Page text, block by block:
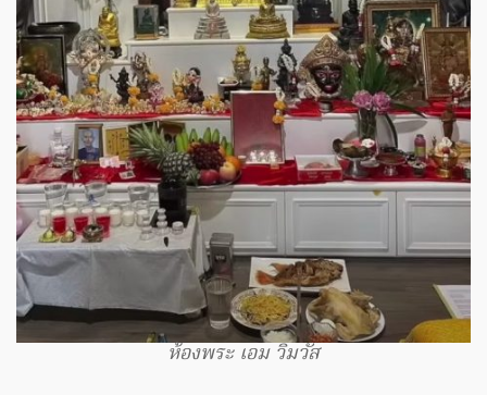
ห้องพระ เอม วิมวัส